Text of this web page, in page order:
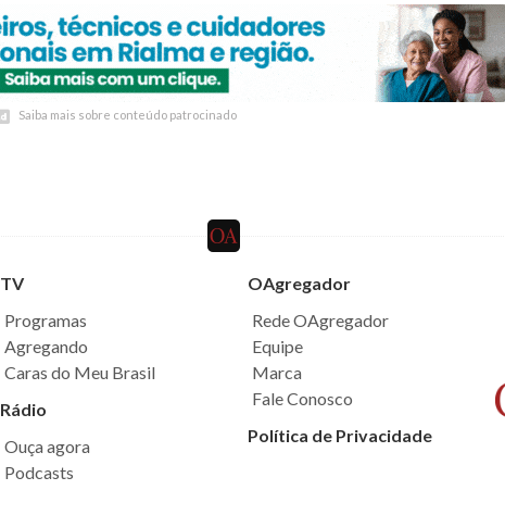
Saiba mais sobre conteúdo patrocinado
Saiba mais sobre conteúdo patrocinado
TV
Programas
Agregando
Caras do Meu Brasil
Rádio
Ouça agora
Podcasts
OAgregador
Rede OAgregador
Equipe
Marca
Fale Conosco
Política de Privacidade